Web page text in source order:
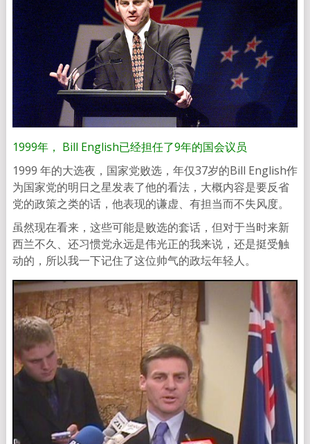
1999年， Bill English已经担任了9年的国会议员
1999 年的大选夜，国家党败选，年仅37岁的Bill English作
为国家党的明日之星发表了他的看法，大概内容是要反省
党的政策之类的话，他表现的谦虚、有担当而不失风度。
虽然现在看来，这些可能是败选的套话，但对于当时来新
西兰不久、还习惯党永远是伟光正的我来说，还是挺受触
动的，所以我一下记住了这位帅气的政坛年轻人。